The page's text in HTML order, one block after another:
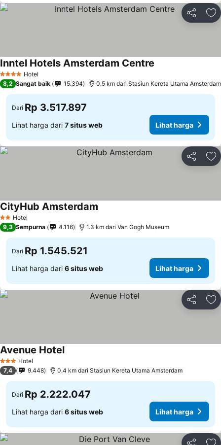
Bagikan
4 BintangHotel
Inntel Hotels Amsterdam Centre
8,2 Sangat baik 15.394 0.5 km dari Stasiun Kereta Utama Amsterdam
Dari Rp 3.517.897
Lihat harga dari 7 situs web Lihat harga
Bagikan
2 Bintang
Hotel
CityHub Amsterdam
9,3 Sempurna 4.116 1.3 km dari Van Gogh Museum
Dari Rp 1.545.521
Lihat harga dari 6 situs web Lihat harga
Bagikan
3 BintangHotel
Avenue Hotel
7,4 9.448 0.4 km dari Stasiun Kereta Utama Amsterdam
Dari Rp 2.222.047
Lihat harga dari 6 situs web Lihat harga